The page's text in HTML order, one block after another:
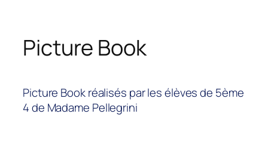
Picture Book
Picture Book réalisés par les élèves de 5ème
4 de Madame Pellegrini